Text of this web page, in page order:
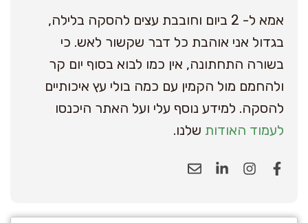
אמא ל- 2 ביום וחובבת עצים להסקה בלילה,
בגדול אני אוהבת כל דבר שקשור לאש. כי
בשורה התחתונה, אין כמו לבוא בסוף יום קר
ולהחמם מול הקמין עם כמה בולי עץ איכותיים
להסקה. למידע נוסף עלי ועל האתר היכנסו
לעמוד האודות שלנו.